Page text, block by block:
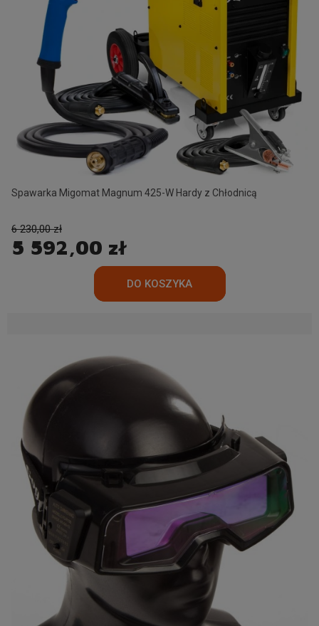
Spawarka Migomat Magnum 425-W Hardy z Chłodnicą
5 592,00 zł
6 230,00 zł